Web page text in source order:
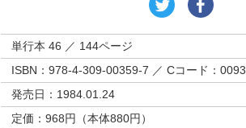
単行本 46 ／ 144ページ
ISBN：978-4-309-00359-7 ／ Cコード：0093
発売日：1984.01.24
定価：968円（本体880円）